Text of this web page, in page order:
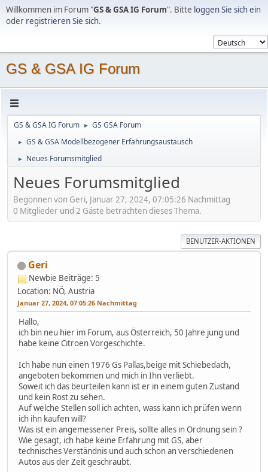
Willkommen im Forum "GS & GSA IG Forum". Bitte loggen Sie sich ein
oder registrieren Sie sich.
GS & GSA IG Forum
GS & GSA IG Forum ► GS GSA Forum
► GS & GSA Modellbezogener Erfahrungsaustausch
► Neues Forumsmitglied
Neues Forumsmitglied
Begonnen von Geri, Januar 27, 2024, 07:05:26 Nachmittag
0 Mitglieder und 2 Gäste betrachten dieses Thema.
BENUTZER-AKTIONEN
Geri
Newbie Beiträge: 5
Location: NÖ, Austria
Januar 27, 2024, 07:05:26 Nachmittag
Hallo,
ich bin neu hier im Forum, aus Österreich, 50 Jahre jung und
habe keine Citroen Vorgeschichte.
Ich habe nun einen 1976 Gs Pallas,beige mit Schiebedach,
angeboten bekommen und mich in Ihn verliebt.
Soweit ich das beurteilen kann ist er in einem guten Zustand
und kein Rost zu sehen.
Auf welche Stellen soll ich achten, wass kann ich prüfen wenn
ich ihn kaufen will?
Was ist ein angemessener Preis, sollte alles in Ordnung sein ?
Wie gesagt, ich habe keine Erfahrung mit GS, aber
technisches Verständnis und auch schon an verschiedenen
Autos aus der Zeit geschraubt.